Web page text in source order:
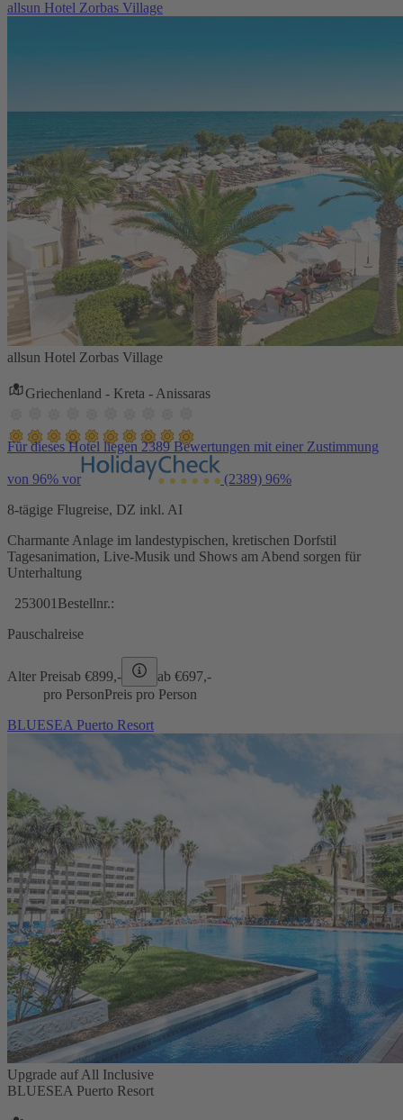
allsun Hotel Zorbas Village
allsun Hotel Zorbas Village
Griechenland - Kreta - Anissaras
Für dieses Hotel liegen 2389 Bewertungen mit einer Zustimmung
von 96% vor (2389) 96%
8-tägige Flugreise, DZ inkl. AI
Charmante Anlage im landestypischen, kretischen Dorfstil
Tagesanimation, Live-Musik und Shows am Abend sorgen für
Unterhaltung
253001 Bestellnr.:
Pauschalreise
Alter Preisab €899,- ab €697,-
pro PersonPreis pro Person
BLUESEA Puerto Resort
Upgrade auf All Inclusive
BLUESEA Puerto Resort